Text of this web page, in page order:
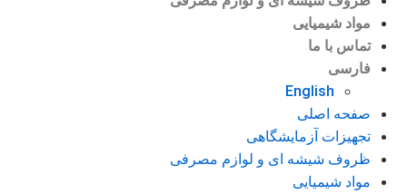
مواد شیمیایی
تماس با ما
فارسی
English
صفحه اصلی
تجهیزات آزمایشگاهی
ظروف شیشه ای و لوازم مصرفی
مواد شیمیایی